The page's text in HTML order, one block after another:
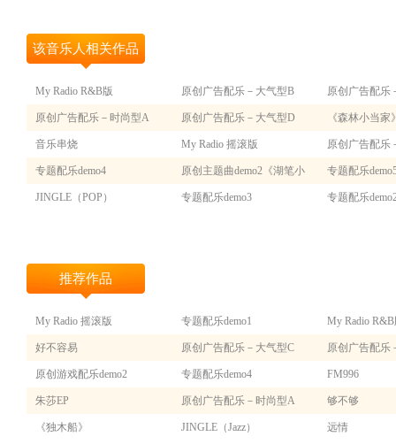
该音乐人相关作品
My Radio R&B版 原创广告配乐－大气型B 原创广告配乐
原创广告配乐－时尚型A 原创广告配乐－大气型D 《森林小当家
音乐串烧 My Radio 摇滚版 原创广告配乐
专题配乐demo4 原创主题曲demo2《湖笔小
子》主题曲
专题配乐
JINGLE（POP） 专题配乐demo3 专题配乐
推荐作品
My Radio 摇滚版 专题配乐demo1 My Radio
好不容易 原创广告配乐－大气型C 原创广告配乐
原创游戏配乐demo2 专题配乐demo4 FM996
朱莎EP 原创广告配乐－时尚型A 够不够
《独木船》 JINGLE（Jazz） 远情